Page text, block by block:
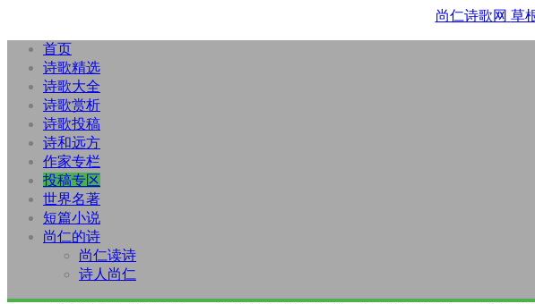
尚仁诗歌网 草
首页
诗歌精选
诗歌大全
诗歌赏析
诗歌投稿
诗和远方
作家专栏
投稿专区
世界名著
短篇小说
尚仁的诗
尚仁读诗
诗人尚仁